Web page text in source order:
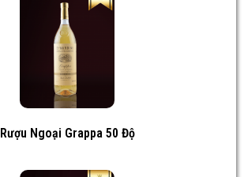
Rượu Ngoại Grappa 50 Độ